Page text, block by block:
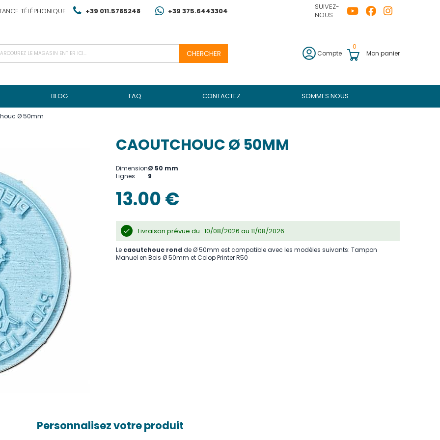
TÉLÉPHONIQUE +39 011.5785248 +39 375.6443304
SUIVEZ-
NOUS
CHERCHER Compte Mon panier
0
BLOG FAQ CONTACTEZ SOMMES NOUS
Ø 50mm
CAOUTCHOUC Ø 50MM
DimensionØ 50 mm
Lignes
9
13.00 €
Livraison prévue du : 10/08/2026 au 11/08/2026
Le caoutchouc rond de Ø 50mm est compatible avec les modèles suivants: Tampon
Manuel en Bois Ø 50mm et Colop Printer R50
Personnalisez votre produit